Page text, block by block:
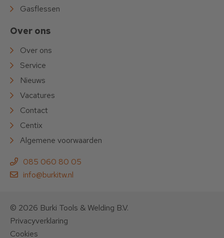
Gasflessen
Over ons
Over ons
Service
Nieuws
Vacatures
Contact
Centix
Algemene voorwaarden
085 060 80 05
info@burkitw.nl
© 2026 Burki Tools & Welding B.V.
Privacyverklaring
Cookies